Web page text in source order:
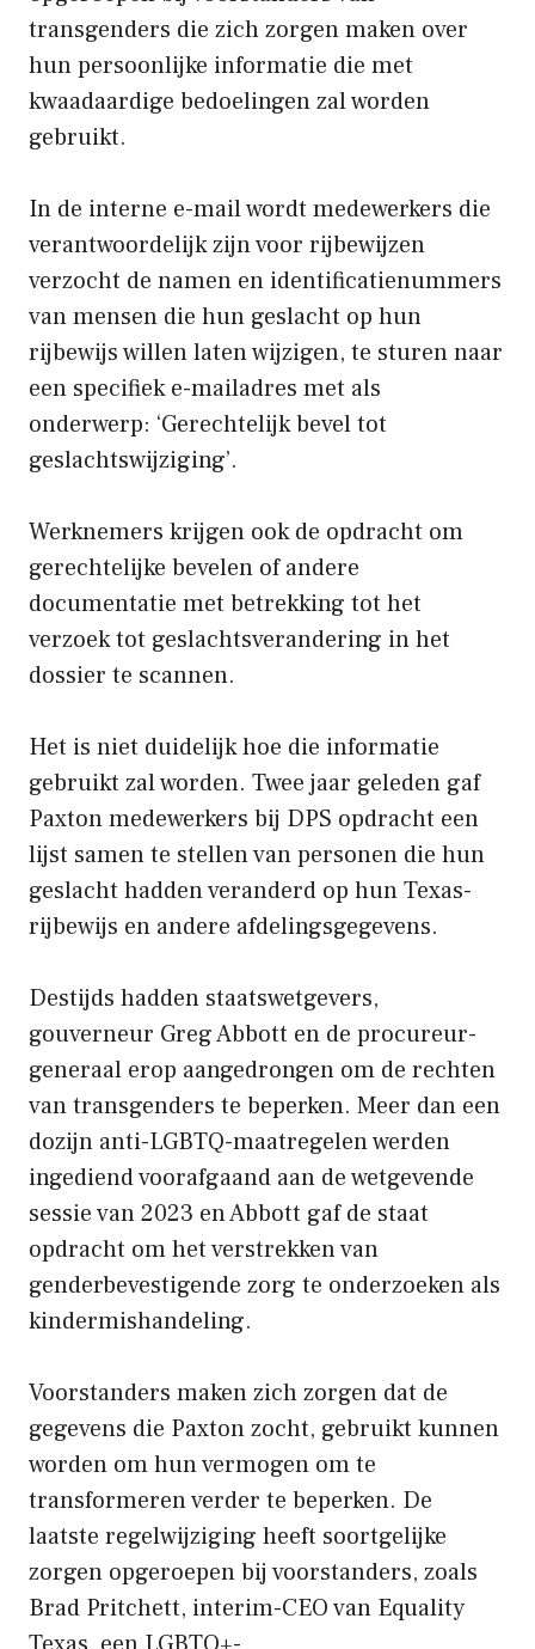
transgenders die zich zorgen maken over
hun persoonlijke informatie die met
kwaadaardige bedoelingen zal worden
gebruikt.
In de interne e-mail wordt medewerkers die
verantwoordelijk zijn voor rijbewijzen
verzocht de namen en identificatienummers
van mensen die hun geslacht op hun
rijbewijs willen laten wijzigen, te sturen naar
een specifiek e-mailadres met als
onderwerp: ‘Gerechtelijk bevel tot
geslachtswijziging’.
Werknemers krijgen ook de opdracht om
gerechtelijke bevelen of andere
documentatie met betrekking tot het
verzoek tot geslachtsverandering in het
dossier te scannen.
Het is niet duidelijk hoe die informatie
gebruikt zal worden. Twee jaar geleden gaf
Paxton medewerkers bij DPS opdracht een
lijst samen te stellen van personen die hun
geslacht hadden veranderd op hun Texas-
rijbewijs en andere afdelingsgegevens.
Destijds hadden staatswetgevers,
gouverneur Greg Abbott en de procureur-
generaal erop aangedrongen om de rechten
van transgenders te beperken. Meer dan een
dozijn anti-LGBTQ-maatregelen werden
ingediend voorafgaand aan de wetgevende
sessie van 2023 en Abbott gaf de staat
opdracht om het verstrekken van
genderbevestigende zorg te onderzoeken als
kindermishandeling.
Voorstanders maken zich zorgen dat de
gegevens die Paxton zocht, gebruikt kunnen
worden om hun vermogen om te
transformeren verder te beperken. De
laatste regelwijziging heeft soortgelijke
zorgen opgeroepen bij voorstanders, zoals
Brad Pritchett, interim-CEO van Equality